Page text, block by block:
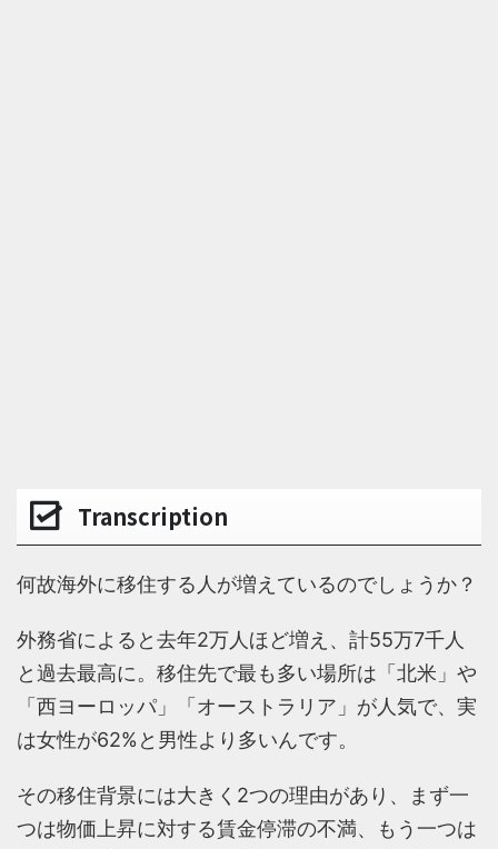
Transcription
何故海外に移住する人が増えているのでしょうか？
外務省によると去年2万人ほど増え、計55万7千人
と過去最高に。移住先で最も多い場所は「北米」や
「西ヨーロッパ」「オーストラリア」が人気で、実
は女性が62%と男性より多いんです。
その移住背景には大きく2つの理由があり、まず一
つは物価上昇に対する賃金停滞の不満、もう一つは